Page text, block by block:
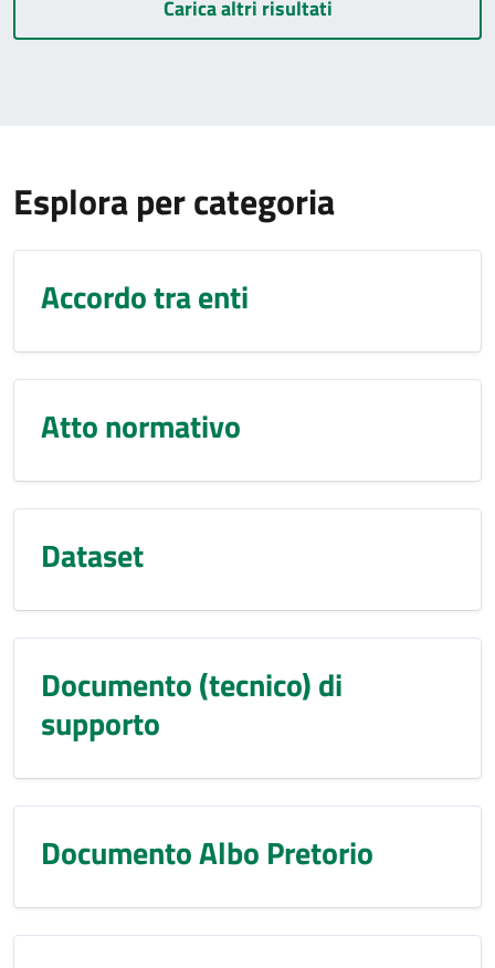
Carica altri risultati
Esplora per categoria
Accordo tra enti
Atto normativo
Dataset
Documento (tecnico) di
supporto
Documento Albo Pretorio